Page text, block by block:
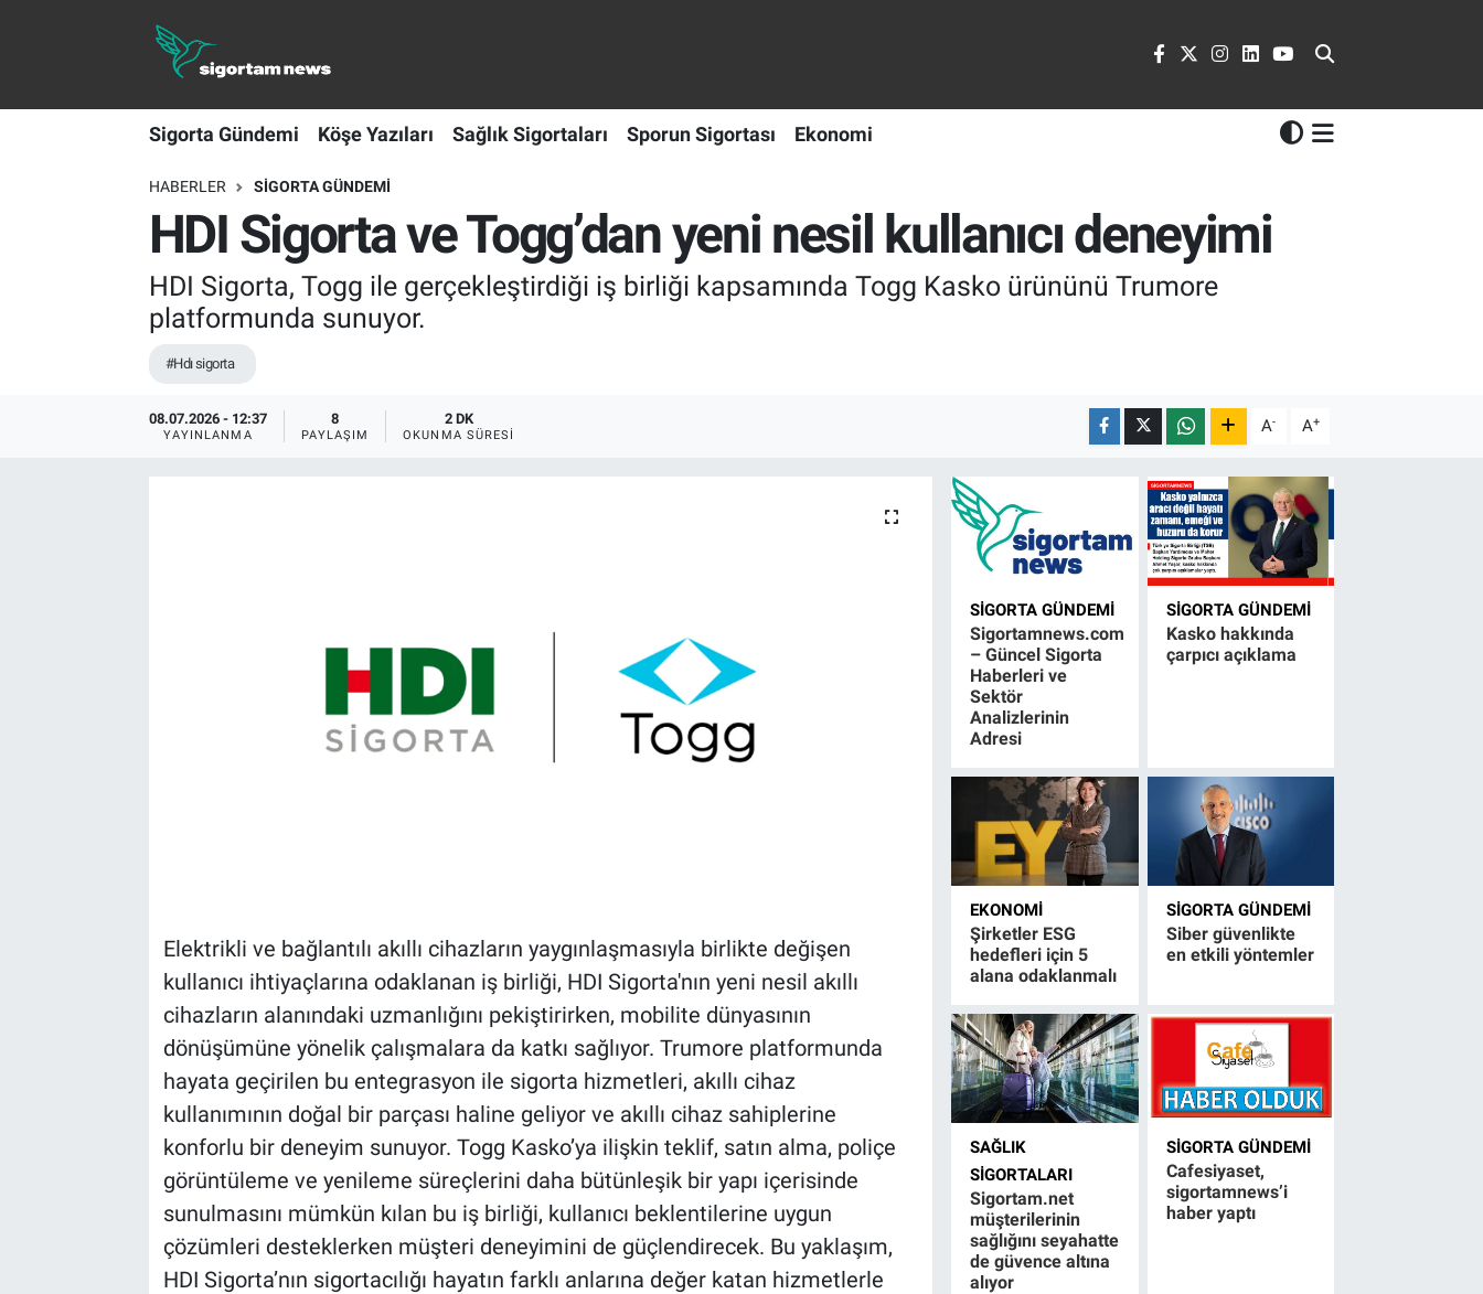
Sigorta Gündemi Köşe Yazıları Sağlık Sigortaları Sporun Sigortası Ekonomi
HABERLER SIGORTA GÜNDEMI
HDI Sigorta ve Togg’dan yeni nesil kullanıcı deneyimi
HDI Sigorta, Togg ile gerçekleştirdiği iş birliği kapsamında Togg Kasko ürününü Trumore
platformunda sunuyor.
#Hdı sigorta
08.07.2026 - 12:37
YAYINLANMA
8
PAYLAŞIM
2 DK
OKUNMA SÜRESI A- A+
Elektrikli ve bağlantılı akıllı cihazların yaygınlaşmasıyla birlikte değişen
kullanıcı ihtiyaçlarına odaklanan iş birliği, HDI Sigorta'nın yeni nesil akıllı
cihazların alanındaki uzmanlığını pekiştirirken, mobilite dünyasının
dönüşümüne yönelik çalışmalara da katkı sağlıyor. Trumore platformunda
hayata geçirilen bu entegrasyon ile sigorta hizmetleri, akıllı cihaz
kullanımının doğal bir parçası haline geliyor ve akıllı cihaz sahiplerine
konforlu bir deneyim sunuyor. Togg Kasko’ya ilişkin teklif, satın alma, poliçe
görüntüleme ve yenileme süreçlerini daha bütünleşik bir yapı içerisinde
sunulmasını mümkün kılan bu iş birliği, kullanıcı beklentilerine uygun
çözümleri desteklerken müşteri deneyimini de güçlendirecek. Bu yaklaşım,
HDI Sigorta’nın sigortacılığı hayatın farklı anlarına değer katan hizmetlerle
SIGORTA GÜNDEMI
Sigortamnews.com
– Güncel Sigorta
Haberleri ve
Sektör
Analizlerinin
Adresi
SIGORTA GÜNDEMI
Kasko hakkında
çarpıcı açıklama
EKONOMI
Şirketler ESG
hedefleri için 5
alana odaklanmalı
SIGORTA GÜNDEMI
Siber güvenlikte
en etkili yöntemler
SAĞLIK
SIGORTALARI
Sigortam.net
müşterilerinin
sağlığını seyahatte
de güvence altına
alıyor
SIGORTA GÜNDEMI
Cafesiyaset,
sigortamnews’i
haber yaptı
Sigorta Gündemi
Köşe Yazıları
Sağlık Sigortaları
Sporun Sigortası